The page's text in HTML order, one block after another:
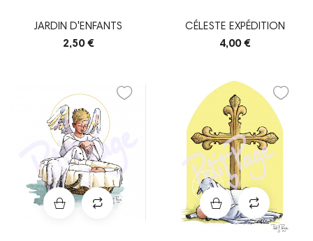
JARDIN D'ENFANTS
2,50 €
CÉLESTE EXPÉDITION
4,00 €